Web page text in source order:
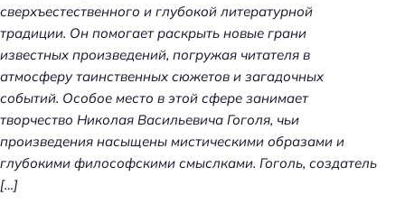
сверхъестественного и глубокой литературной
традиции. Он помогает раскрыть новые грани
известных произведений, погружая читателя в
атмосферу таинственных сюжетов и загадочных
событий. Особое место в этой сфере занимает
творчество Николая Васильевича Гоголя, чьи
произведения насыщены мистическими образами и
глубокими философскими смыслками. Гоголь, создатель
[…]